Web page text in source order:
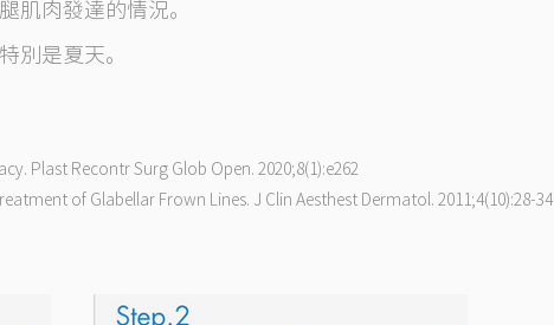
肌肉發達的情況。
別是夏天。
Plast Recontr Surg Glob Open. 2020;8(1):e262
of Glabellar Frown Lines. J Clin Aesthest Dermatol. 2011;4(10):28-34